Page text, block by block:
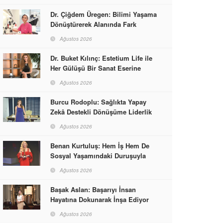
Dr. Çiğdem Üregen: Bilimi Yaşama
Dönüştürerek Alanında Fark
Ağustos 2026
Dr. Buket Kılınç: Estetium Life ile
Her Gülüşü Bir Sanat Eserine
Ağustos 2026
Burcu Rodoplu: Sağlıkta Yapay
Zekâ Destekli Dönüşüme Liderlik
Ağustos 2026
Benan Kurtuluş: Hem İş Hem De
Sosyal Yaşamındaki Duruşuyla
Ağustos 2026
Başak Aslan: Başarıyı İnsan
Hayatına Dokunarak İnşa Ediyor
Ağustos 2026